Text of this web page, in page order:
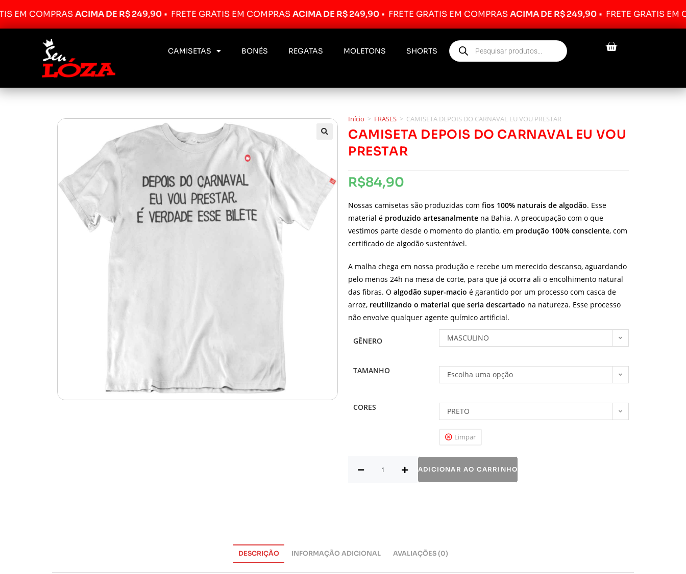
ACIMA DE R$ 249,90• FRETE GRÁTIS EM COMPRASACIMA DE R$ 249,90• FRETE GRÁTIS EM COMPRASACIMA DE R$ 249,90• FRETE GRÁTIS EM
CAMISETAS BONÉS REGATAS MOLETONS SHORTS
Início > FRASES > CAMISETA DEPOIS DO CARNAVAL EU VOU PRESTAR
CAMISETA DEPOIS DO CARNAVAL EU VOU
PRESTAR
R$84,90
Nossas camisetas são produzidas com fios 100% naturais de algodão. Esse
material é produzido artesanalmente na Bahia. A preocupação com o que
vestimos parte desde o momento do plantio, em produção 100% consciente, com
certificado de algodão sustentável.
A malha chega em nossa produção e recebe um merecido descanso, aguardando
pelo menos 24h na mesa de corte, para que já ocorra ali o encolhimento natural
das fibras. O algodão super-macio é garantido por um processo com casca de
arroz, reutilizando o material que seria descartado na natureza. Esse processo
não envolve qualquer agente químico artificial.
GÊNERO MASCULINO
TAMANHO Escolha uma opção
CORES PRETO
Limpar
ADICIONAR AO CARRINHO
DESCRIÇÃO INFORMAÇÃO ADICIONAL AVALIAÇÕES (0)